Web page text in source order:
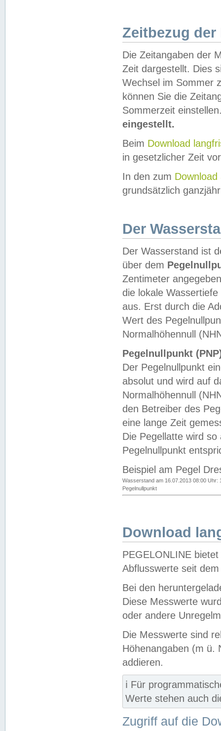
Zeitbezug der
Die Zeitangaben der
Zeit dargestellt. Dies
Wechsel im Sommer
können Sie die
Sommerzeit
eingestellt.
Beim Download
in gesetzlicher Zeit
In den zum Download
grundsätzlich
Der
Der Wasserstand ist
über dem
Zentimeter
die lokale
aus. Erst durch die
Wert des
Normalhöhennull
Pegelnullpunkt
Der Pegelnullpunkt
absolut und wird auf
Normalhöhennull
den Betreiber des
eine lange Zeit
Die Pegellatte wird
Pegelnullpunkt
Beispiel am Pegel
Wasserstand am 16.07.2013 08:00 Uhr:
Pegelnullpunkt
Download
PEGELONLINE
Abflusswerte seit
Bei den
Diese Messwerte
oder andere
Die Messwerte sind
Höhenangaben (m ü.
addieren.
ℹ️ Für
Werte stehen auch
Zugriff auf die